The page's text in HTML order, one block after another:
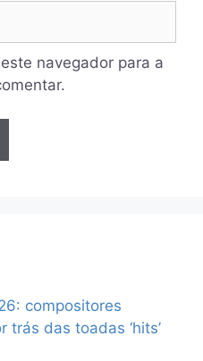
navegador para a
compositores
trás das toadas ‘hits’